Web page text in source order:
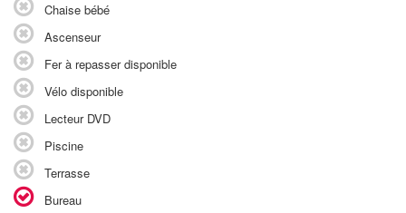
Chaise bébé
Ascenseur
Fer à repasser disponible
Vélo disponible
Lecteur DVD
Piscine
Terrasse
Bureau